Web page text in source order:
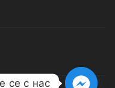
се с нас